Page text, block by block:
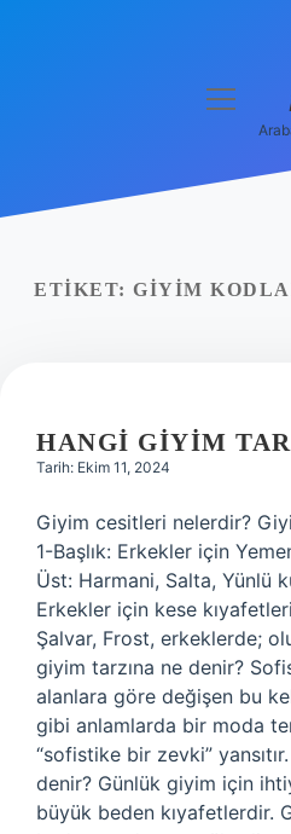
Yasal Uyarı
menüyü
ETIKET: GIYIM
HANGI GIYIM
Tarih: Ekim 11, 2024
Giyim cesitleri nelerdir?
1-Başlık: Erkekler için
Üst: Harmani, Salta, Yünlü
Erkekler için kese
Şalvar, Frost, erkeklerde;
giyim tarzına ne denir?
alanlara göre değişen bu
gibi anlamlarda bir moda
“sofistike bir zevki”
denir? Günlük giyim için
büyük beden kıyafetlerdir.